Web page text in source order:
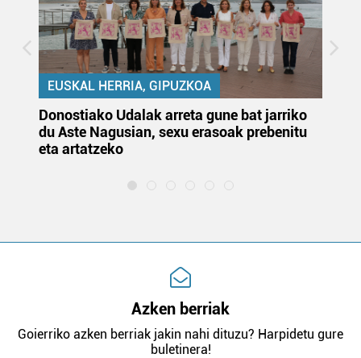
EUSKAL HERRIA, GIPUZKOA
Donostiako Udalak arreta gune bat jarriko
du Aste Nagusian, sexu erasoak prebenitu
eta artatzeko
Azken berriak
Goierriko azken berriak jakin nahi dituzu? Harpidetu gure
buletinera!